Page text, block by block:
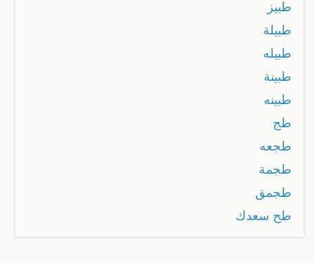
طبيز
طبيلة
طبيله
طبينة
طبينه
طج
طجعه
طجمة
طجمق
طح سعدك